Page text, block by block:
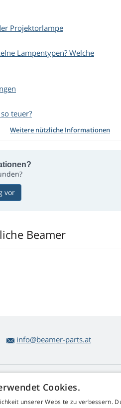
Projektorlampe
Lampentypen? Welche
teuer?
Weitere nützliche Informationen
vor
Beamer
info@beamer-parts.at
Kontakt
GDPR
Cookies.
unserer Website zu verbessern.